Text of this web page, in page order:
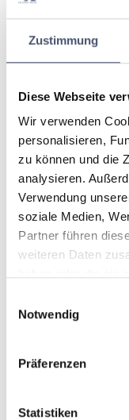
Zustimmung
Diese Webseite
Wir verwenden
personalisieren,
zu können und die
analysieren.
Verwendung
soziale Medien,
Partner führen
weiteren Daten
Notwendig
Präferenzen
Statistiken
30%
Hohe